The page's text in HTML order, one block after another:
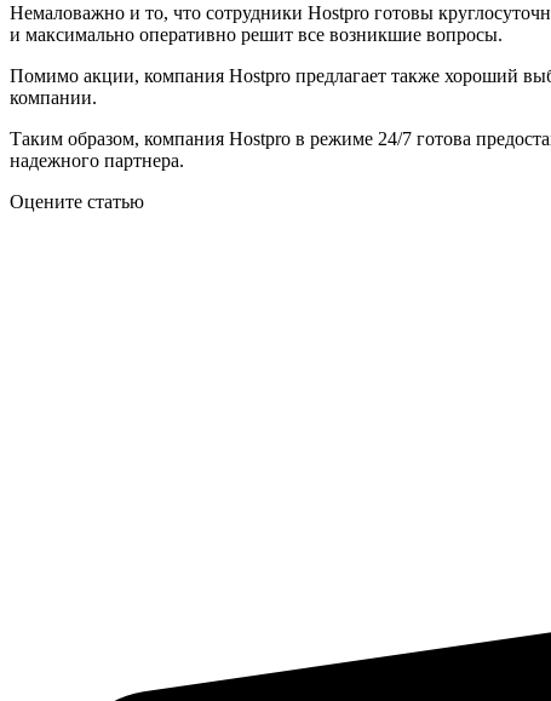
Немаловажно и то, что сотрудники Hostpro готовы
и максимально оперативно решит все возникшие вопросы.
Помимо акции, компания Hostpro предлагает также хороший
компании.
Таким образом, компания Hostpro в режиме 24/7 готова
надежного партнера.
Оцените статью